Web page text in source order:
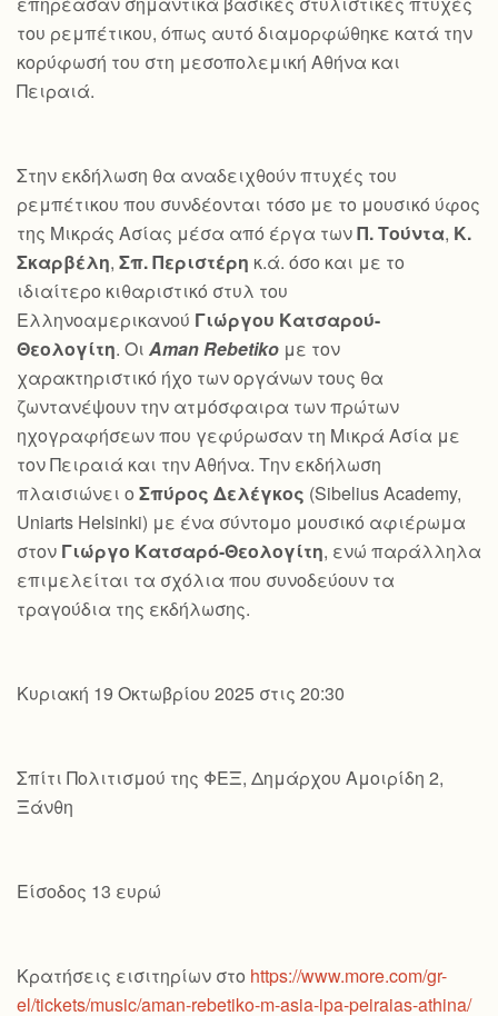
του ρεμπέτικου, όπως αυτό διαμορφώθηκε κατά την
κορύφωσή του στη μεσοπολεμική Αθήνα και
Πειραιά.
Στην εκδήλωση θα αναδειχθούν πτυχές του
ρεμπέτικου που συνδέονται τόσο με το μουσικό ύφος
της Μικράς Ασίας μέσα από έργα τωνΠ. Τούντα, Κ.
Σκαρβέλη, Σπ. Περιστέρη κ.ά. όσο και με το
ιδιαίτερο κιθαριστικό στυλ του
Ελληνοαμερικανού Γιώργου Κατσαρού-
Θεολογίτη. Οι Aman Rebetiko με τον
χαρακτηριστικό ήχο των οργάνων τους θα
ζωντανέψουν την ατμόσφαιρα των πρώτων
ηχογραφήσεων που γεφύρωσαν τη Μικρά Ασία με
τον Πειραιά και την Αθήνα. Την εκδήλωση
πλαισιώνει ο Σπύρος Δελέγκος (Sibelius Academy,
Uniarts Helsinki) με ένα σύντομο μουσικό αφιέρωμα
στον Γιώργο Κατσαρό-Θεολογίτη, ενώ παράλληλα
επιμελείται τα σχόλια που συνοδεύουν τα
τραγούδια της εκδήλωσης.
Κυριακή 19 Οκτωβρίου 2025 στις 20:30
Σπίτι Πολιτισμού της ΦΕΞ, Δημάρχου Αμοιρίδη 2,
Ξάνθη
Είσοδος 13 ευρώ
Κρατήσεις εισιτηρίων στο https://www.more.com/gr-
el/tickets/music/aman-rebetiko-m-asia-ipa-peiraias-athina/